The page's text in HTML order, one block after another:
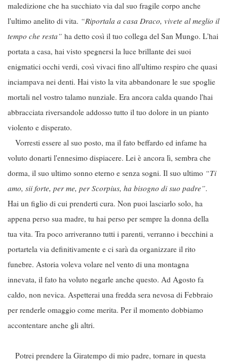
maledizione che ha succhiato via dal suo fragile corpo anche
l'ultimo anelito di vita. “Riportala a casa Draco, vivete al meglio il
tempo che resta” ha detto così il tuo collega del San Mungo. L'hai
portata a casa, hai visto spegnersi la luce brillante dei suoi
enigmatici occhi verdi, così vivaci fino all'ultimo respiro che quasi
inciampava nei denti. Hai visto la vita abbandonare le sue spoglie
mortali nel vostro talamo nunziale. Era ancora calda quando l'hai
abbracciata riversandole addosso tutto il tuo dolore in un pianto
violento e disperato.
Vorresti essere al suo posto, ma il fato beffardo ed infame ha
voluto donarti l'ennesimo dispiacere. Lei è ancora lì, sembra che
dorma, il suo ultimo sonno eterno e senza sogni. Il suo ultimo “Ti
amo, sii forte, per me, per Scorpius, ha bisogno di suo padre”.
Hai un figlio di cui prenderti cura. Non puoi lasciarlo solo, ha
appena perso sua madre, tu hai perso per sempre la donna della
tua vita. Tra poco arriveranno tutti i parenti, verranno i becchini a
portartela via definitivamente e ci sarà da organizzare il rito
funebre. Astoria voleva volare nel vento di una montagna
innevata, il fato ha voluto negarle anche questo. Ad Agosto fa
caldo, non nevica. Aspetterai una fredda sera nevosa di Febbraio
per renderle omaggio come merita. Per il momento dobbiamo
accontentare anche gli altri.
Potrei prendere la Giratempo di mio padre, tornare in questa